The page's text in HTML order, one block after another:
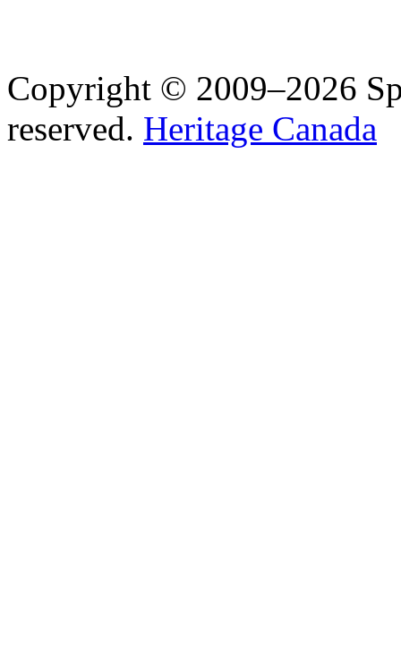
Copyright © 2009–2026
reserved. Heritage Canada